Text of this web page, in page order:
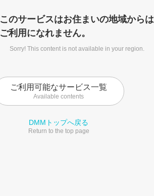
このサービスはお住まいの地域からは
ご利用になれません。
Sorry! This content is not available in your region.
ご利用可能なサービス一覧
Available contents
DMMトップへ戻る
Return to the top page